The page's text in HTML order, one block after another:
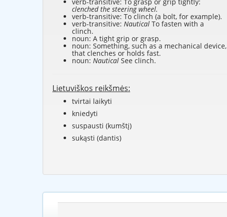
clenched the steering wheel.
verb-transitive: To clinch (a bolt, for example).
verb-transitive: Nautical To fasten with a
clinch.
noun: A tight grip or grasp.
noun: Something, such as a mechanical device,
that clenches or holds fast.
noun: Nautical See clinch.
Lietuviškos reikšmės:
tvirtai laikyti
kniedyti
suspausti (kumštį)
sukąsti (dantis)